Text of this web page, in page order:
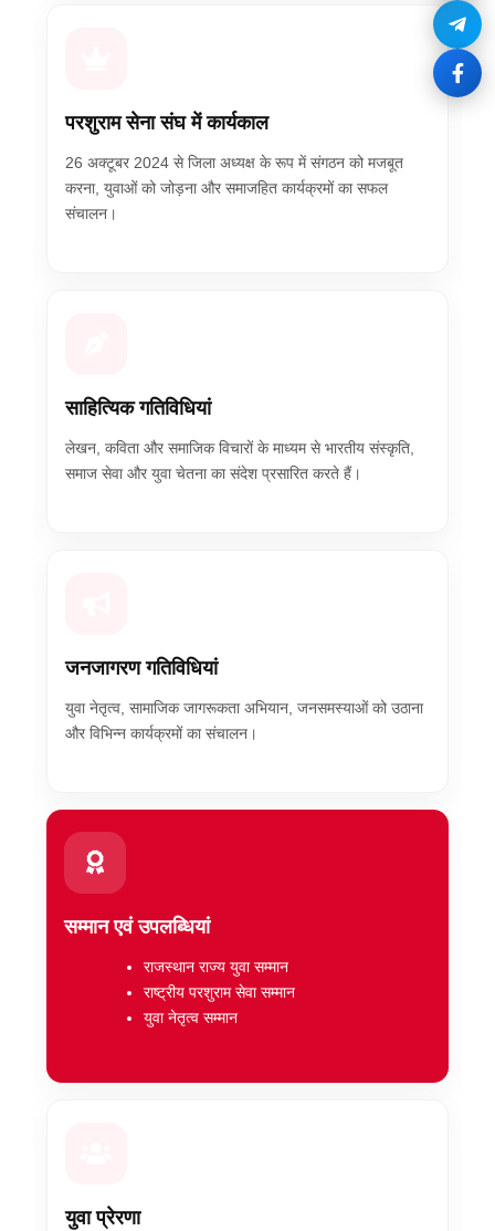
परशुराम सेना संघ में कार्यकाल
26 अक्टूबर 2024 से जिला अध्यक्ष के रूप में संगठन को मजबूत
करना, युवाओं को जोड़ना और समाजहित कार्यक्रमों का सफल
संचालन।
साहित्यिक गतिविधियां
लेखन, कविता और समाजिक विचारों के माध्यम से भारतीय संस्कृति,
समाज सेवा और युवा चेतना का संदेश प्रसारित करते हैं।
जनजागरण गतिविधियां
युवा नेतृत्व, सामाजिक जागरूकता अभियान, जनसमस्याओं को उठाना
और विभिन्न कार्यक्रमों का संचालन।
सम्मान एवं उपलब्धियां
राजस्थान राज्य युवा सम्मान
राष्ट्रीय परशुराम सेवा सम्मान
युवा नेतृत्व सम्मान
युवा प्रेरणा